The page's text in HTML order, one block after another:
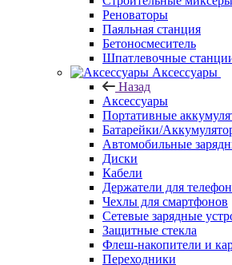
Реноваторы
Паяльная станция
Бетоносмеситель
Шпатлевочные
Аксессуары
Назад
Аксессуары
Портативные
Батарейки/
Автомобильные
Диски
Кабели
Держатели для
Чехлы для смартфонов
Сетевые зарядные
Защитные стекла
Флеш-накопители и
Переходники